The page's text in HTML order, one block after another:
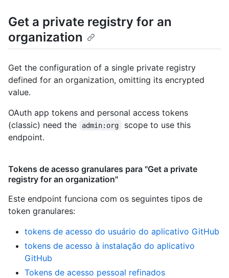
Get a private registry for an
organization
Get the configuration of a single private registry
defined for an organization, omitting its encrypted
value.
OAuth app tokens and personal access tokens
(classic) need the
admin:org
scope to use this
endpoint.
Tokens de acesso granulares para "Get a private
registry for an organization"
Este endpoint funciona com os seguintes tipos de
token granulares:
tokens de acesso do usuário do aplicativo GitHub
tokens de acesso à instalação do aplicativo
GitHub
Tokens de acesso pessoal refinados